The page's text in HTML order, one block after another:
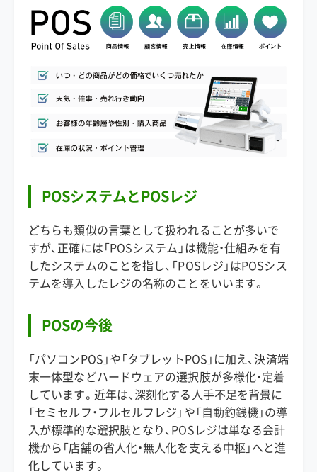
POSシステムとPOSレジ
どちらも類似の言葉として扱われることが多いで
すが、正確には「POSシステム」は機能・仕組みを有
したシステムのことを指し、「POSレジ」はPOSシス
テムを導入したレジの名称のことをいいます。
POSの今後
「パソコンPOS」や「タブレットPOS」に加え、決済端
末一体型などハードウェアの選択肢が多様化・定着
しています。近年は、深刻化する人手不足を背景に
「セミセルフ・フルセルフレジ」や「自動釣銭機」の導
入が標準的な選択肢となり、POSレジは単なる会計
機から「店舗の省人化・無人化を支える中枢」へと進
化しています。